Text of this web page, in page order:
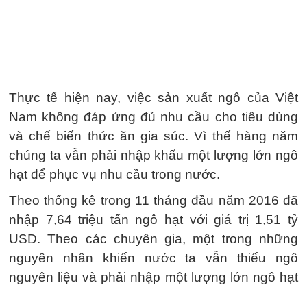
Thực tế hiện nay, việc sản xuất ngô của Việt
Nam không đáp ứng đủ nhu cầu cho tiêu dùng
và chế biến thức ăn gia súc. Vì thế hàng năm
chúng ta vẫn phải nhập khẩu một lượng lớn ngô
hạt để phục vụ nhu cầu trong nước.
Theo thống kê trong 11 tháng đầu năm 2016 đã
nhập 7,64 triệu tấn ngô hạt với giá trị 1,51 tỷ
USD. Theo các chuyên gia, một trong những
nguyên nhân khiến nước ta vẫn thiếu ngô
nguyên liệu và phải nhập một lượng lớn ngô hạt